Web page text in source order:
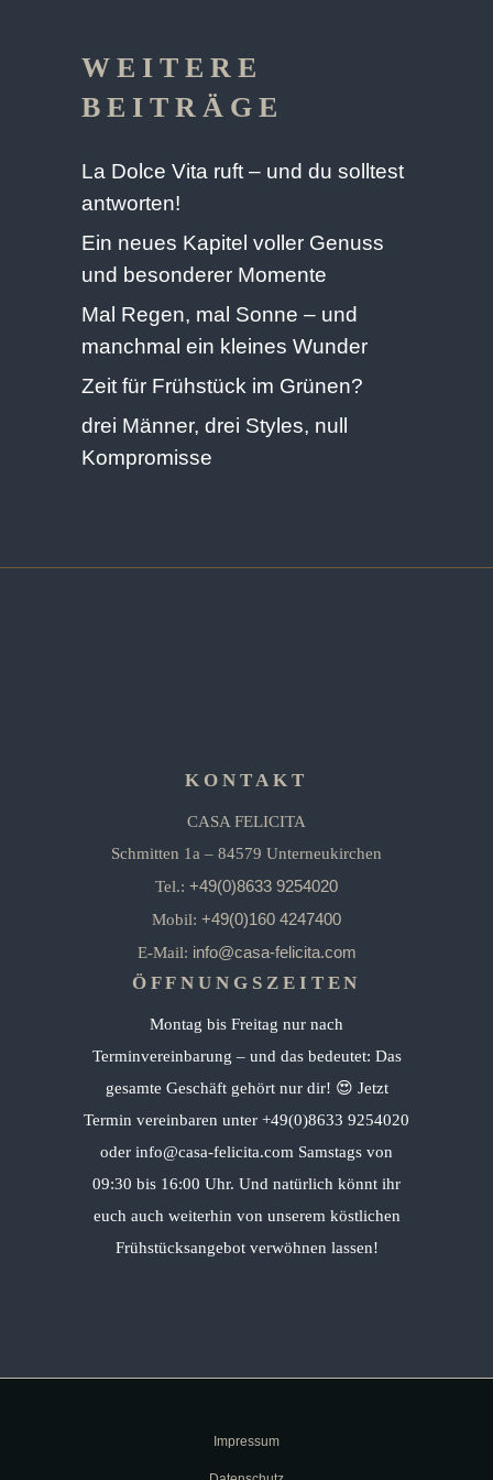
WEITERE
BEITRÄGE
La Dolce Vita ruft – und du solltest
antworten!
Ein neues Kapitel voller Genuss
und besonderer Momente
Mal Regen, mal Sonne – und
manchmal ein kleines Wunder
Zeit für Frühstück im Grünen?
drei Männer, drei Styles, null
Kompromisse
KONTAKT
CASA FELICITA
Schmitten 1a – 84579 Unterneukirchen
Tel.: +49(0)8633 9254020
Mobil: +49(0)160 4247400
E-Mail: info@casa-felicita.com
ÖFFNUNGSZEITEN
Montag bis Freitag nur nach
Terminvereinbarung – und das bedeutet: Das
gesamte Geschäft gehört nur dir! 😍 Jetzt
Termin vereinbaren unter +49(0)8633 9254020
oder info@casa-felicita.com Samstags von
09:30 bis 16:00 Uhr. Und natürlich könnt ihr
euch auch weiterhin von unserem köstlichen
Frühstücksangebot verwöhnen lassen!
Impressum